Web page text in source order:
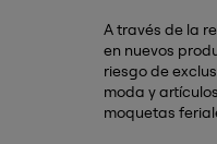
A través de la
en nuevos
riesgo de
moda y
moquetas